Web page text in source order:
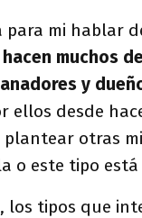
mi hablar
muchos
y
ellos desde
plantear otras
o este tipo está
los tipos que